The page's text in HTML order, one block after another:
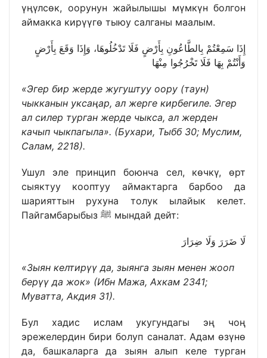
үңүлсөк, оорунун жайылышы мүмкүн болгон
аймакка кирүүгө тыюу салганы маалым.
إِذَا سَمِعْتُمْ بِالطَّاعُونِ بِأَرْضٍ فَلَا تَدْخُلُوهَا، وَإِذَا وَقَعَ بِأَرْضٍ
وَأَنْتُمْ بِهَا فَلَا تَخْرُجُوا مِنْهَا
«Эгер бир жерде жугуштуу оору (таун)
чыкканын уксаңар, ал жерге кирбегиле. Эгер
ал силер турган жерде чыкса, ал жерден
качып чыкпагыла». (Бухари, Тыбб 30; Муслим,
Салам, 2218).
Ушул эле принцип боюнча сел, көчкү, өрт
сыяктуу кооптуу аймактарга барбоо да
шарияттын рухуна толук ылайык келет.
Пайгамбарыбыз ﷺ мындай дейт:
لَا ضَرَرَ وَلَا ضِرَارَ
«Зыян келтирүү да, зыянга зыян менен жооп
берүү да жок» (Ибн Мажа, Ахкам 2341;
Муватта, Акдия 31).
Бул хадис ислам укугундагы эң чоң
эрежелердин бири болуп саналат. Адам өзүнө
да, башкаларга да зыян алып келе турган